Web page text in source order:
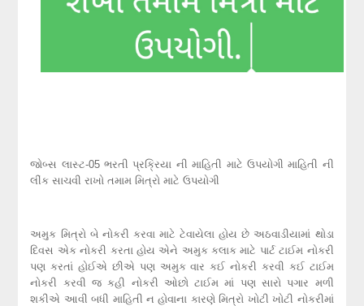
જોબ્સ લાસ્ટ-05 ભરતી પ્રક્રિયા ની માહિતી માટે ઉપયોગી માહિતી ની
લીંક સાચવી રાખો તમામ મિત્રો માટે ઉપયોગી
અમુક મિત્રો બે નોકરી કરવા માટે ટેવાયેલા હોય છે અઠવાડીયામાં થોડા
દિવસ એક નોકરી કરતા હોય એને અમુક કલાક માટે પાર્ટ ટાઈમ નોકરી
પણ કરતાં હોઈએ છીએ પણ અમુક વાર કઈ નોકરી કરવી કઈ ટાઈમ
નોકરી કરવી જ કહી નોકરી ઓછો ટાઈમ માં પણ સારો પગાર મળી
શકીએ આવી બધી માહિતી ન હોવાના કારણે મિત્રો ખોટી ખોટી નોકરીમાં